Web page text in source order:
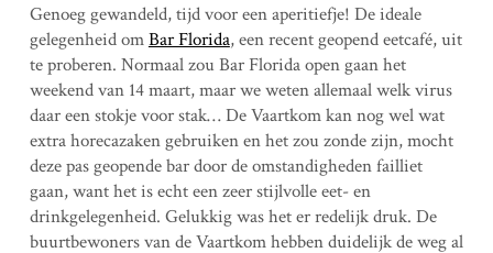
Genoeg gewandeld, tijd voor een aperitiefje! De ideale
gelegenheid omBar Florida, een recent geopend eetcafé, uit
te proberen. Normaal zou Bar Florida open gaan het
weekend van 14 maart, maar we weten allemaal welk virus
daar een stokje voor stak… De Vaartkom kan nog wel wat
extra horecazaken gebruiken en het zou zonde zijn, mocht
deze pas geopende bar door de omstandigheden failliet
gaan, want het is echt een zeer stijlvolle eet- en
drinkgelegenheid. Gelukkig was het er redelijk druk. De
buurtbewoners van de Vaartkom hebben duidelijk de weg al